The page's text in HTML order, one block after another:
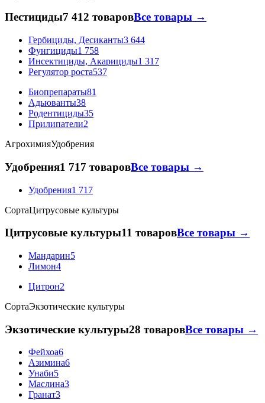
Пестициды7 412 товаровВсе товары →
Гербициды, Десиканты3 644
Фунгициды1 758
Инсектициды, Акарициды1 317
Регулятор роста537
Биопрепараты81
Адьюванты38
Родентициды35
Прилипатели2
АгрохимияУдобрения
Удобрения1 717 товаровВсе товары →
Удобрения1 717
СортаЦитрусовые культуры
Цитрусовые культуры11 товаровВсе товары →
Мандарин5
Лимон4
Цитрон2
СортаЭкзотические культуры
Экзотические культуры28 товаровВсе товары →
Фейхоа6
Азимина6
Унаби5
Маслина3
Гранат3